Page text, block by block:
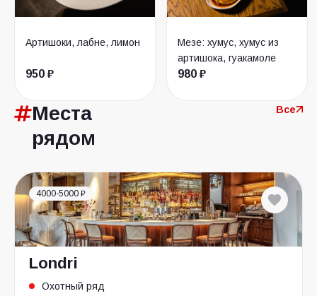
Артишоки, лабне, лимон
950 ₽
Мезе: хумус, хумус из
артишока, гуакамоле
980 ₽
Места
рядом
Все
4000-5000 ₽
Londri
Охотный ряд